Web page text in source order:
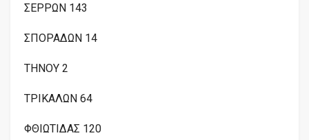
ΣΕΡΡΩΝ 143
ΣΠΟΡΑΔΩΝ 14
ΤΗΝΟΥ 2
ΤΡΙΚΑΛΩΝ 64
ΦΘΙΩΤΙΔΑΣ 120